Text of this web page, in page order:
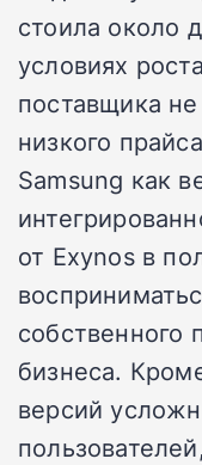
стоила около
условиях
поставщика
низкого
Samsung как
от Exynos в
собственного
бизнеса.
версий